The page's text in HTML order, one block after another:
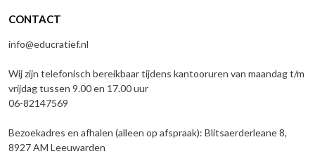
CONTACT
info@educratief.nl
Wij zijn telefonisch bereikbaar tijdens kantooruren van maandag t/m
vrijdag tussen 9.00 en 17.00 uur
06-82147569
Bezoekadres en afhalen (alleen op afspraak): Blitsaerderleane 8,
8927 AM Leeuwarden